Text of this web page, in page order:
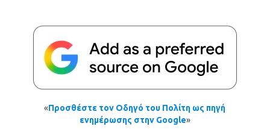
«Προσθέστε τον Οδηγό του Πολίτη ως πηγή
ενημέρωσης στην Google»